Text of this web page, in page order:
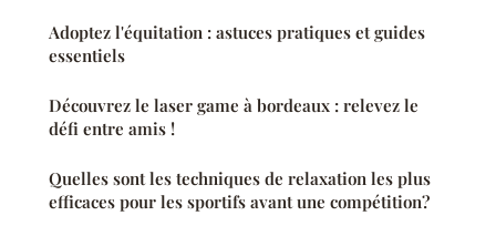
Adoptez l'équitation : astuces pratiques et guides
essentiels
Découvrez le laser game à bordeaux : relevez le
défi entre amis !
Quelles sont les techniques de relaxation les plus
efficaces pour les sportifs avant une compétition?